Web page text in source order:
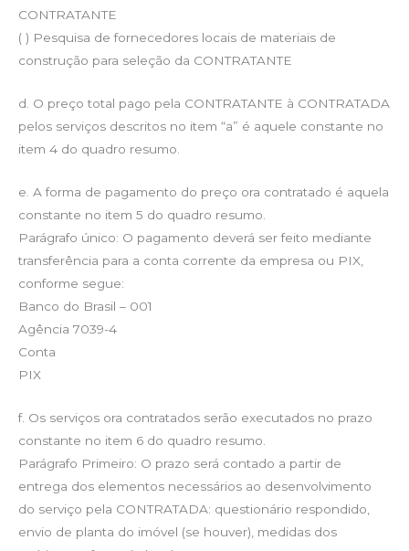
CONTRATANTE
( ) Pesquisa de fornecedores locais de materiais de
construção para seleção da CONTRATANTE
d. O preço total pago pela CONTRATANTE à CONTRATADA
pelos serviços descritos no item “a” é aquele constante no
item 4 do quadro resumo.
e. A forma de pagamento do preço ora contratado é aquela
constante no item 5 do quadro resumo.
Parágrafo único: O pagamento deverá ser feito mediante
transferência para a conta corrente da empresa ou PIX,
conforme segue:
Banco do Brasil – 001
Agência 7039-4
Conta
PIX
f. Os serviços ora contratados serão executados no prazo
constante no item 6 do quadro resumo.
Parágrafo Primeiro: O prazo será contado a partir de
entrega dos elementos necessários ao desenvolvimento
do serviço pela CONTRATADA: questionário respondido,
envio de planta do imóvel (se houver), medidas dos